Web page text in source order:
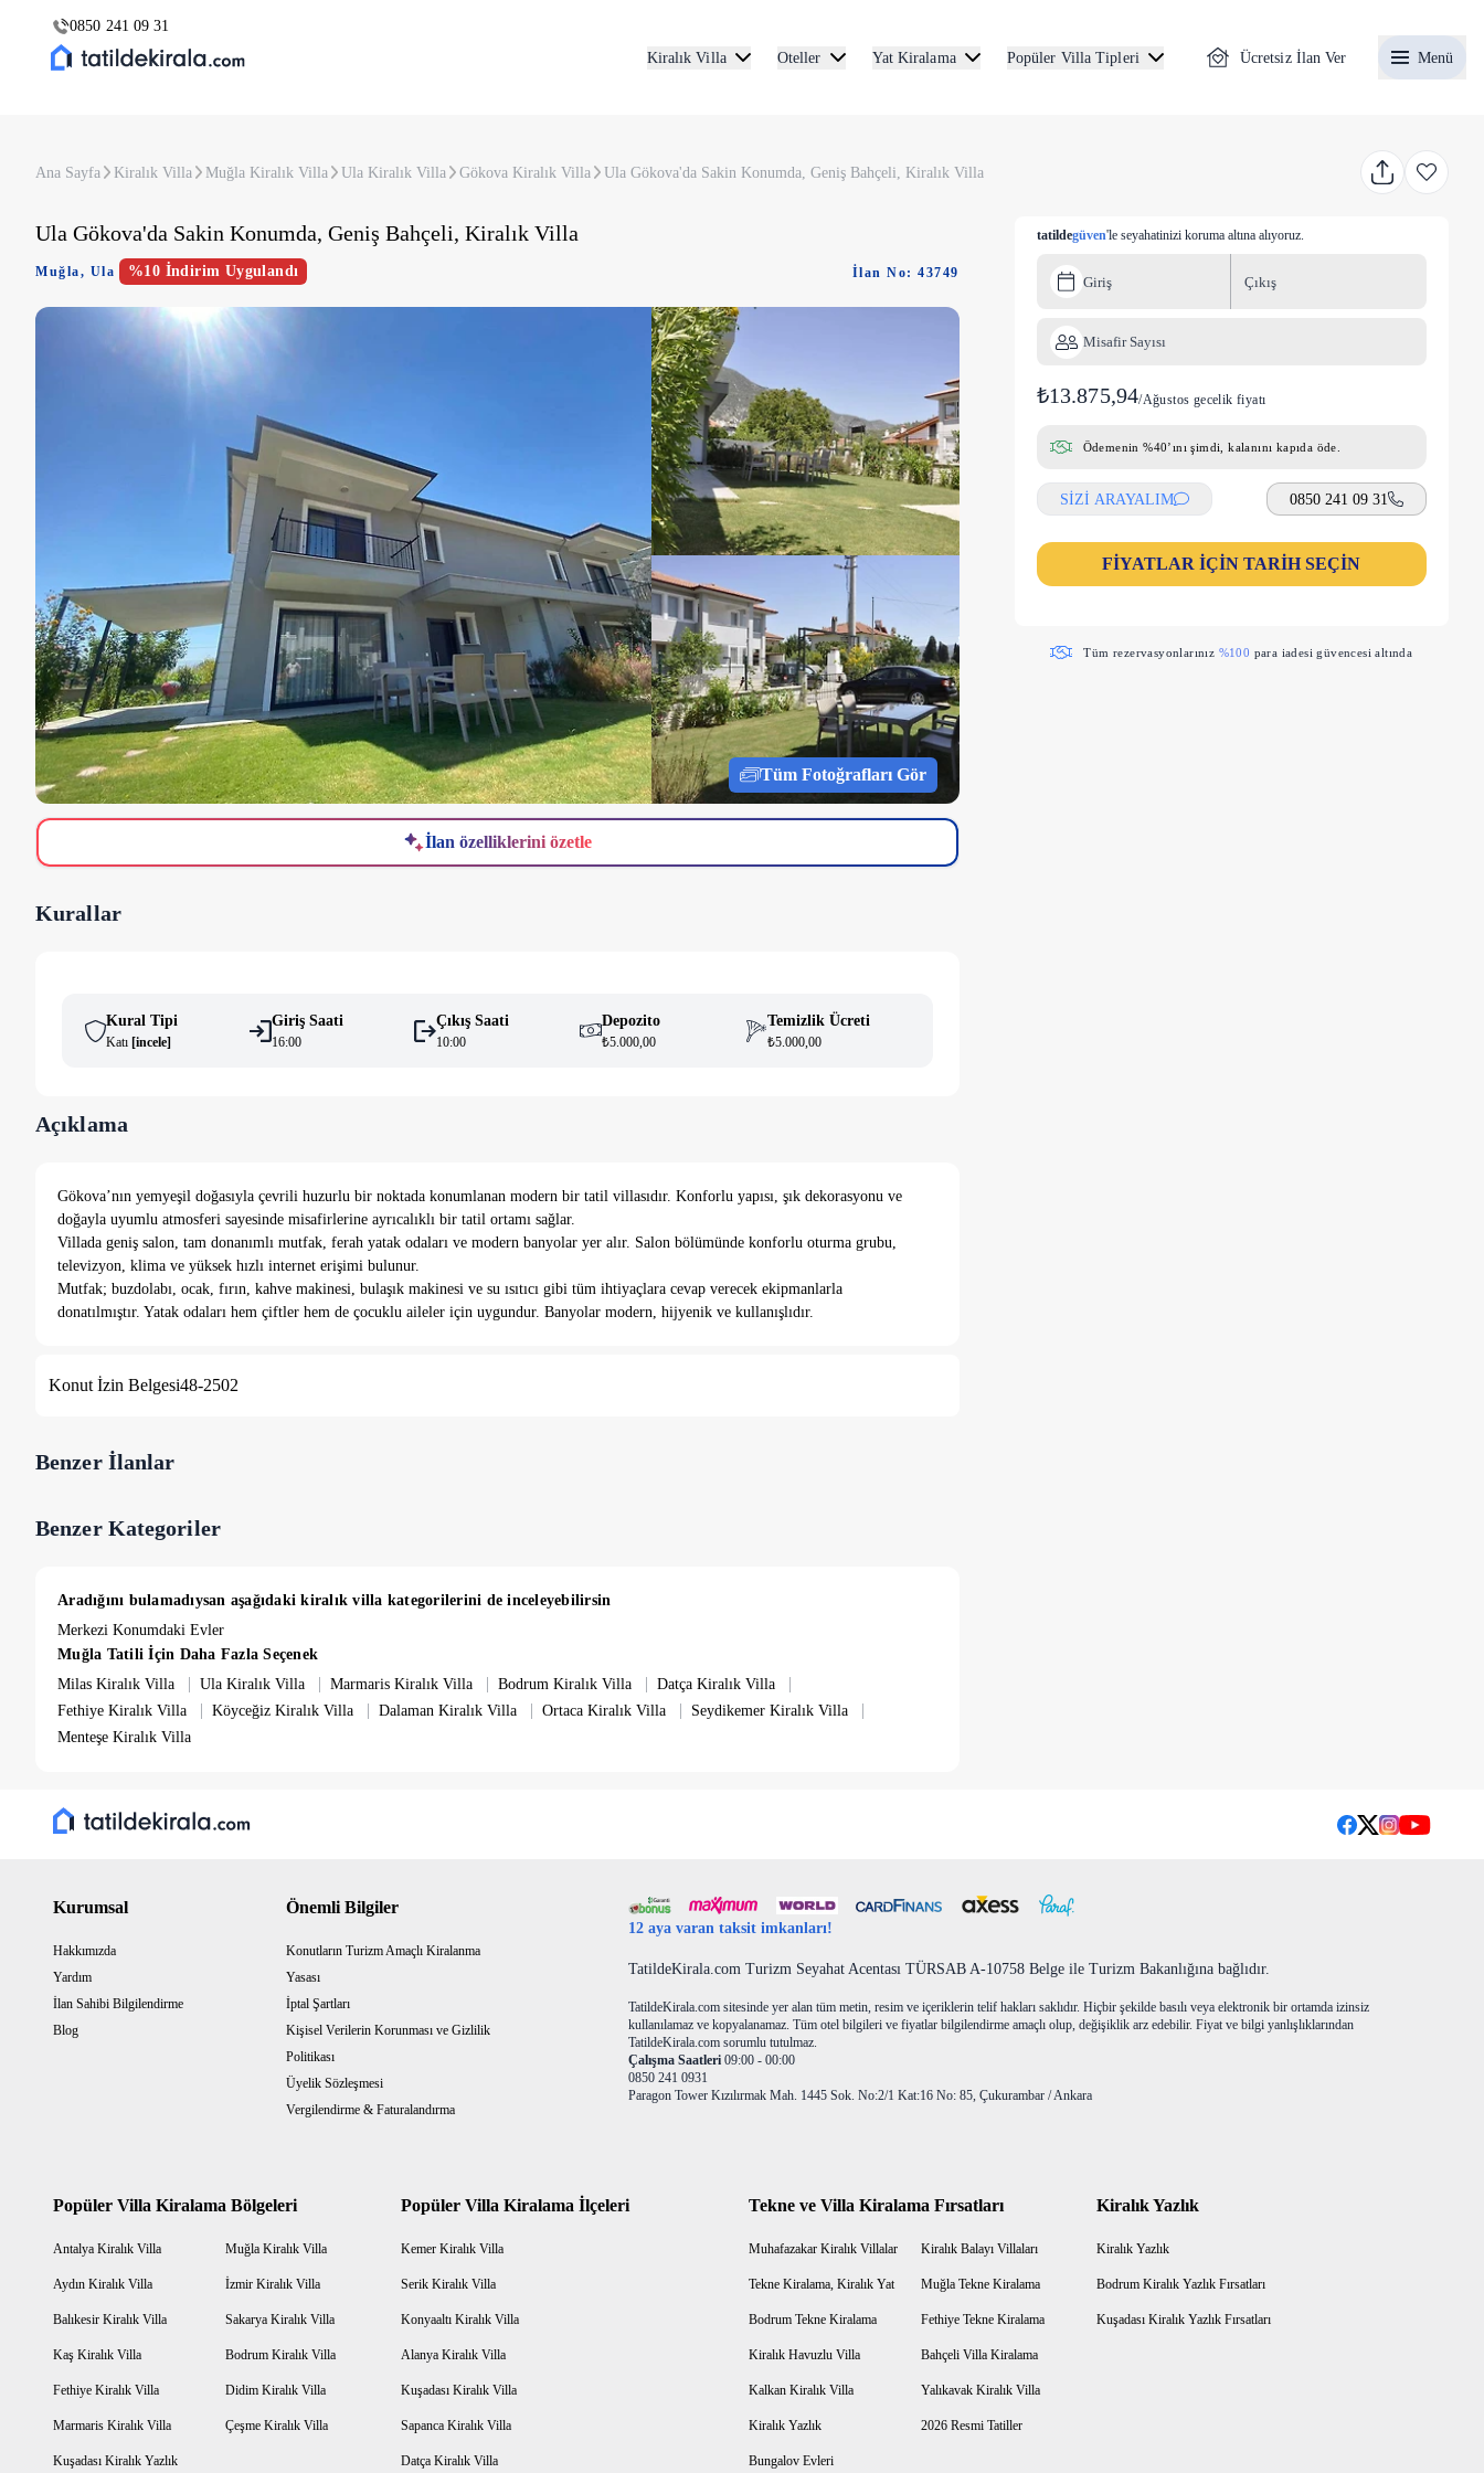
0850 241 09 31
Kiralık Villa
Oteller Yat Kiralama Popüler Villa Tipleri Ücretsiz İlan Ver Menü
Ana Sayfa Kiralık Villa Muğla Kiralık Villa Ula Kiralık Villa Gökova Kiralık Villa Ula Gökova'da Sakin Konumda, Geniş Bahçeli, Kiralık Villa
Ula Gökova'da Sakin Konumda, Geniş Bahçeli, Kiralık Villa
Muğla, Ula %10 İndirim Uygulandı İlan No: 43749
Tüm Fotoğrafları Gör
İlan özelliklerini özetle
Kurallar
Kural Tipi
Katı [i̇ncele]
Giriş Saati
16:00
Çıkış Saati
10:00
Depozito
₺5.000,00
Temizlik Ücreti
₺5.000,00
Açıklama
Gökova’nın yemyeşil doğasıyla çevrili huzurlu bir noktada konumlanan modern bir tatil villasıdır. Konforlu yapısı, şık dekorasyonu ve
doğayla uyumlu atmosferi sayesinde misafirlerine ayrıcalıklı bir tatil ortamı sağlar.
Villada geniş salon, tam donanımlı mutfak, ferah yatak odaları ve modern banyolar yer alır. Salon bölümünde konforlu oturma grubu,
televizyon, klima ve yüksek hızlı internet erişimi bulunur.
Mutfak; buzdolabı, ocak, fırın, kahve makinesi, bulaşık makinesi ve su ısıtıcı gibi tüm ihtiyaçlara cevap verecek ekipmanlarla
donatılmıştır. Yatak odaları hem çiftler hem de çocuklu aileler için uygundur. Banyolar modern, hijyenik ve kullanışlıdır.
Konut İzin Belgesi48-2502
Benzer İlanlar
Benzer Kategoriler
Aradığını bulamadıysan aşağıdaki kiralık villa kategorilerini de inceleyebilirsin
Merkezi Konumdaki Evler
Muğla Tatili İçin Daha Fazla Seçenek
Milas Kiralık Villa
| Ula Kiralık Villa | Marmaris Kiralık Villa | Bodrum Kiralık Villa | Datça Kiralık Villa |
Fethiye Kiralık Villa | Köyceğiz Kiralık Villa | Dalaman Kiralık Villa | Ortaca Kiralık Villa | Seydikemer Kiralık Villa |
Menteşe Kiralık Villa
tatildegüven'le seyahatinizi koruma altına alıyoruz.
Giriş Çıkış
Misafir Sayısı
₺13.875,94/Ağustos gecelik fiyatı
Ödemenin %40’ını şimdi, kalanını kapıda öde.
SİZİ ARAYALIM 0850 241 09 31
FİYATLAR İÇİN TARİH SEÇİN
Tüm rezervasyonlarınız %100 para iadesi güvencesi altında
Kurumsal
Hakkımızda
Yardım
İlan Sahibi Bilgilendirme
Blog
Önemli Bilgiler
Konutların Turizm Amaçlı Kiralanma
Yasası
İptal Şartları
Kişisel Verilerin Korunması ve Gizlilik
Politikası
Üyelik Sözleşmesi
Vergilendirme & Faturalandırma
12 aya varan taksit imkanları!
TatildeKirala.com Turizm Seyahat Acentası TÜRSAB A-10758 Belge ile Turizm Bakanlığına bağlıdır.
TatildeKirala.com sitesinde yer alan tüm metin, resim ve içeriklerin telif hakları saklıdır. Hiçbir şekilde basılı veya elektronik bir ortamda izinsiz
kullanılamaz ve kopyalanamaz. Tüm otel bilgileri ve fiyatlar bilgilendirme amaçlı olup, değişiklik arz edebilir. Fiyat ve bilgi yanlışlıklarından
TatildeKirala.com sorumlu tutulmaz.
Çalışma Saatleri 09:00 - 00:00
0850 241 0931
Paragon Tower Kızılırmak Mah. 1445 Sok. No:2/1 Kat:16 No: 85, Çukurambar / Ankara
Popüler Villa Kiralama Bölgeleri
Antalya Kiralık Villa Muğla Kiralık Villa
Aydın Kiralık Villa İzmir Kiralık Villa
Balıkesir Kiralık Villa Sakarya Kiralık Villa
Kaş Kiralık Villa Bodrum Kiralık Villa
Fethiye Kiralık Villa Didim Kiralık Villa
Marmaris Kiralık Villa Çeşme Kiralık Villa
Kuşadası Kiralık Yazlık
Popüler Villa Kiralama İlçeleri
Kemer Kiralık Villa
Serik Kiralık Villa
Konyaaltı Kiralık Villa
Alanya Kiralık Villa
Kuşadası Kiralık Villa
Sapanca Kiralık Villa
Datça Kiralık Villa
Tekne ve Villa Kiralama Fırsatları
Muhafazakar Kiralık Villalar Kiralık Balayı Villaları
Tekne Kiralama, Kiralık Yat Muğla Tekne Kiralama
Bodrum Tekne Kiralama Fethiye Tekne Kiralama
Kiralık Havuzlu Villa Bahçeli Villa Kiralama
Kalkan Kiralık Villa Yalıkavak Kiralık Villa
Kiralık Yazlık 2026 Resmi Tatiller
Bungalov Evleri
Kiralık Yazlık
Kiralık Yazlık
Bodrum Kiralık Yazlık Fırsatları
Kuşadası Kiralık Yazlık Fırsatları